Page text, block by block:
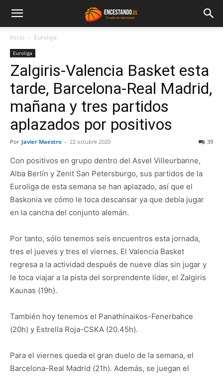
Inicio Euroliga
Euroliga
Zalgiris-Valencia Basket esta
tarde, Barcelona-Real Madrid,
mañana y tres partidos
aplazados por positivos
Por Javier Maestro - 22 octubre 2020 39
Con positivos en grupo dentro del Asvel Villeurbanne,
Alba Berlín y Zenit San Petersburgo, sus partidos de la
Euroliga de esta semana se han aplazado, así que el
Baskonia ve cómo le toca descansar ya que debía jugar
en la cancha del conjunto alemán.
Por tanto, sólo tenemos seis encuentros esta jornada,
tres el jueves y tres el viernes. El Valencia Basket
regresa a la actividad después de nueve días sin jugar y
le toca viajar a la pista del sorprendente líder, el Zalgiris
Kaunas (19h).
También hoy tenemos el Panathinaikos-Fenerbahce
(20h) y Estrella Roja-CSKA (20.45h).
Para el viernes queda el gran duelo de la semana, el
Barcelona-Real Madrid (21h). Además, se juegan el